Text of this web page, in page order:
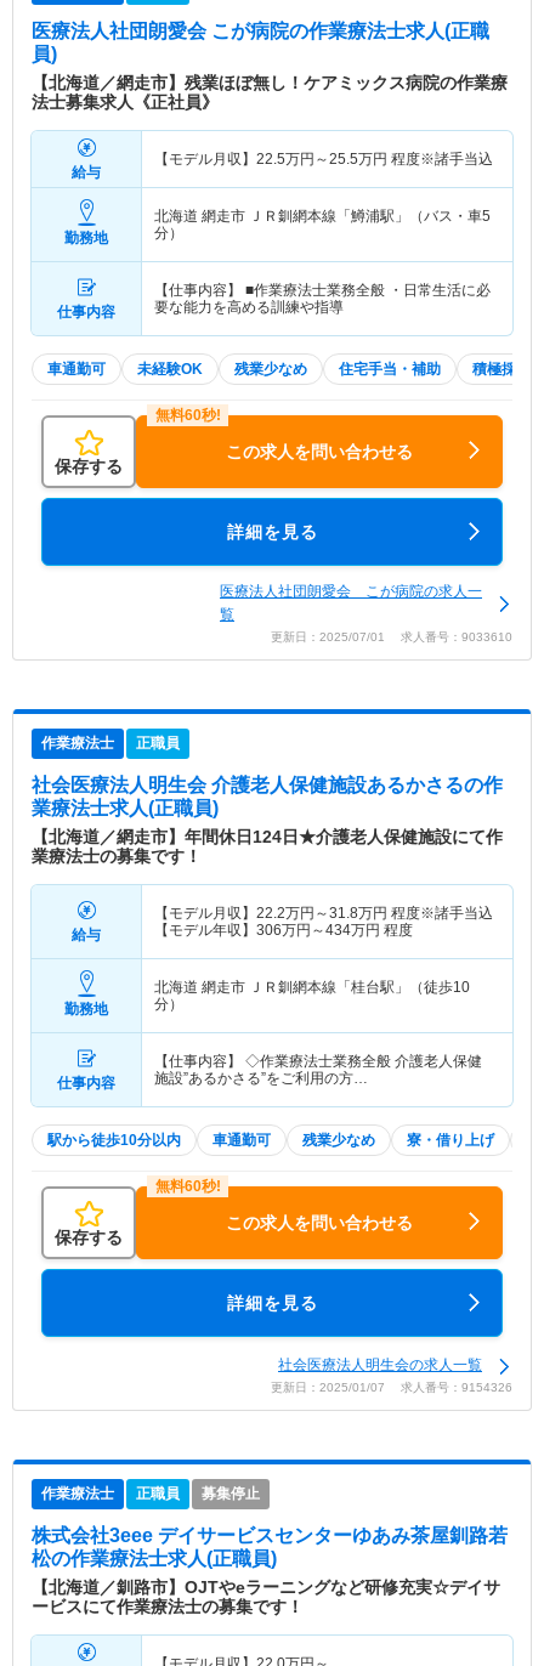
医療法人社団朗愛会 こが病院の作業療法士求人(正職
員)
【北海道／網走市】残業ほぼ無し！ケアミックス病院の作業療
法士募集求人《正社員》
給与
【モデル月収】 22.5万円～25.5万円 程度※諸手当込
勤務地
北海道 網走市 ＪＲ釧網本線「鱒浦駅」（バス・車5
分）
仕事内容
【仕事内容】 ■作業療法士業務全般 ・日常生活に必
要な能力を高める訓練や指導
車通勤可 未経験OK 残業少なめ 住宅手当・補助 積極採用中
保存する
この求人を問い合わせる
詳細を見る
医療法人社団朗愛会 こが病院の求人一
覧
更新日：2025/07/01 求人番号：9033610
作業療法士 正職員
社会医療法人明生会 介護老人保健施設あるかさるの作
業療法士求人(正職員)
【北海道／網走市】年間休日124日★介護老人保健施設にて作
業療法士の募集です！
給与
【モデル月収】 22.2万円～31.8万円 程度※諸手当込
【モデル年収】 306万円～434万円 程度
勤務地
北海道 網走市 ＪＲ釧網本線「桂台駅」（徒歩10
分）
仕事内容
【仕事内容】 ◇作業療法士業務全般 介護老人保健
施設”あるかさる”をご利用の方…
駅から徒歩10分以内 車通勤可 残業少なめ 寮・借り上げ
保存する
この求人を問い合わせる
詳細を見る
社会医療法人明生会の求人一覧
更新日：2025/01/07 求人番号：9154326
作業療法士 正職員 募集停止
株式会社3eee デイサービスセンターゆあみ茶屋釧路若
松の作業療法士求人(正職員)
【北海道／釧路市】OJTやeラーニングなど研修充実☆デイサ
ービスにて作業療法士の募集です！